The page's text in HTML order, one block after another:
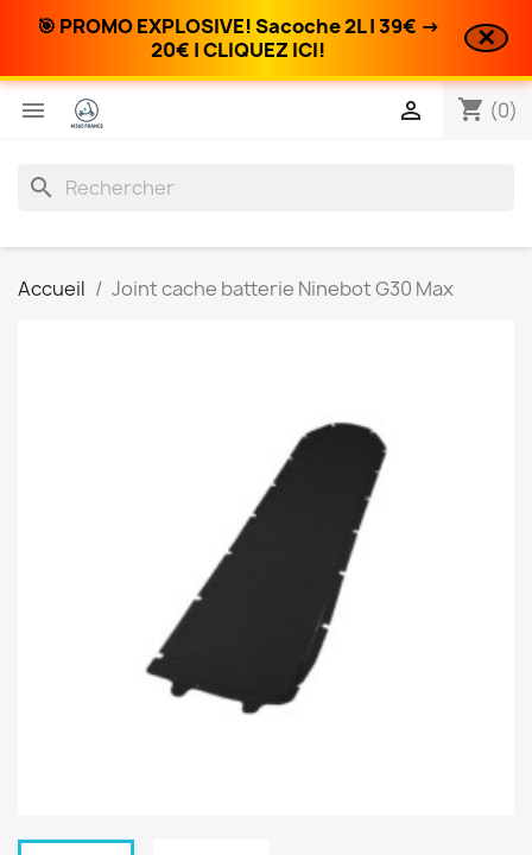
🎯 PROMO EXPLOSIVE! Sacoche 2L | 39€ →
20€ | CLIQUEZ ICI!
✕
 shopping_cart (0)

search
Accueil Joint cache batterie Ninebot G30 Max